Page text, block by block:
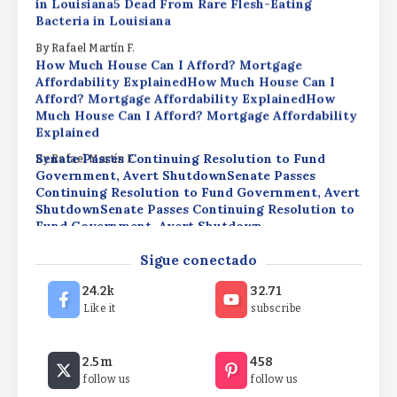
in Louisiana5 Dead From Rare Flesh-Eating
Bacteria in Louisiana
By Rafael Martín F.
How Much House Can I Afford? Mortgage
Affordability ExplainedHow Much House Can I
Afford? Mortgage Affordability ExplainedHow
Much House Can I Afford? Mortgage Affordability
Explained
ByRafael Martín F.
Senate Passes Continuing Resolution to Fund
Government, Avert ShutdownSenate Passes
Continuing Resolution to Fund Government, Avert
ShutdownSenate Passes Continuing Resolution to
Fund Government, Avert Shutdown
5 Dead From Rare Flesh-Eating Bacteria in
Louisiana5 Dead From Rare Flesh-Eating Bacteria
in Louisiana5 Dead From Rare Flesh-Eating
Bacteria in Louisiana
How Much House Can I Afford? Mortgage
Affordability ExplainedHow Much House Can I
Afford? Mortgage Affordability ExplainedHow
Sigue conectado
24.2k
Like it
32.71
subscribe
2.5m
follow us
458
follow us